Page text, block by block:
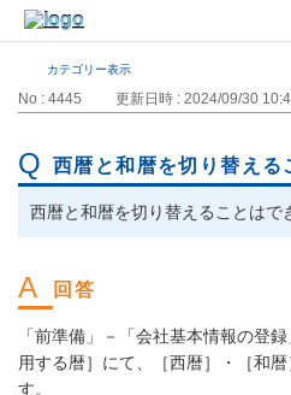
カテゴリー表示
No : 4445 更新日時 : 2024/09/30
西暦と和暦を切り替える
西暦と和暦を切り替えることはで
「前準備」－「会社基本情報の登
用する暦］にて、［西暦］・［和
す。